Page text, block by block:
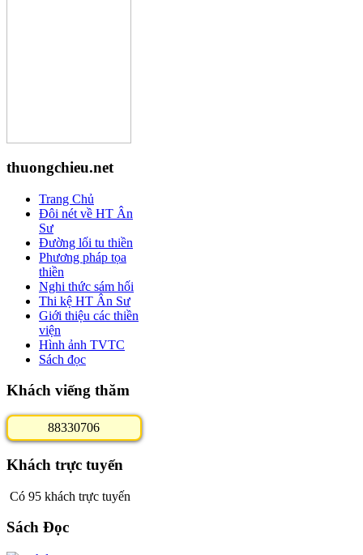
thuongchieu.net
Trang Chủ
Đôi nét về HT Ân
Sư
Đường lối tu thiền
Phương pháp tọa
thiền
Nghi thức sám hối
Thi kệ HT Ân Sư
Giới thiệu các thiền
viện
Hình ảnh TVTC
Sách đọc
Khách viếng thăm
88330706
Khách trực tuyến
Có 95 khách trực tuyến
Sách Đọc